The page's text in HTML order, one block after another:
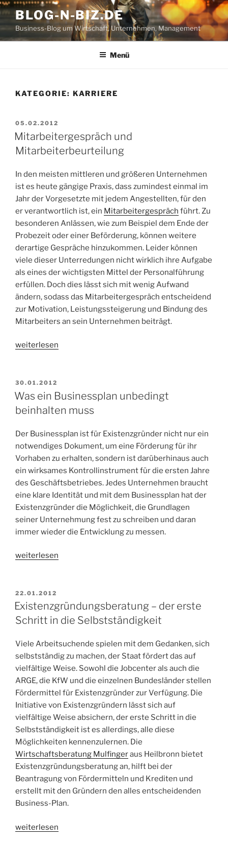
Zum
Inhalt
springen
BLOG-N-BIZ.DE
Business-Blog um Wirtschaft, Unternehmen, Management
Menü
KATEGORIE: KARRIERE
VERÖFFENTLICHT
AM
05.02.2012
Mitarbeitergespräch und
Mitarbeiterbeurteilung
In den meisten mittleren und größeren Unternehmen
ist es heute gängige Praxis, dass zumindest einmal im
Jahr der Vorgesetzte mit jedem Angestellten, für den
er verantwortlich ist, ein Mitarbeitergespräch führt. Zu
besonderen Anlässen, wie zum Beispiel dem Ende der
Probezeit oder einer Beförderung, können weitere
derartige Gespräche hinzukommen. Leider können
viele dieser Unterredungen nicht wirklich ihre Aufgabe
als eines der wichtigsten Mittel der Personalführung
erfüllen. Doch dies lässt sich mit wenig Aufwand
ändern, sodass das Mitarbeitergespräch entscheidend
zur Motivation, Leistungssteigerung und Bindung des
Mitarbeiters an sein Unternehmen beiträgt.
„Mitarbeitergespräch
weiterlesen
VERÖFFENTLICHT
AM
30.01.2012
Was ein Businessplan unbedingt
beinhalten muss
Der Businessplan ist für Existenzgründer nicht nur ein
notwendiges Dokument, um eine Förderung für ihr
Vorhaben zu erhalten, sondern ist darüberhinaus auch
ein wirksames Kontrollinstrument für die ersten Jahre
des Geschäftsbetriebes. Jedes Unternehmen braucht
eine klare Identität und mit dem Businessplan hat der
Existenzgründer die Möglichkeit, die Grundlagen
seiner Unternehmung fest zu schreiben und daran
immer wieder die Entwicklung zu messen.
„Was
unbedingt
beinhalten
muss“
weiterlesen
VERÖFFENTLICHT
AM
22.01.2012
Existenzgründungsberatung – der erste
Schritt in die Selbstständigkeit
Viele Arbeitsuchende spielen mit dem Gedanken, sich
selbstständig zu machen, der Staat fördert das auf
vielfältige Weise. Sowohl die Jobcenter als auch die
ARGE, die KfW und die einzelnen Bundesländer stellen
Fördermittel für Existenzgründer zur Verfügung. Die
Initiative von Existenzgründern lässt sich auf
vielfältige Weise absichern, der erste Schritt in die
Selbstständigkeit ist es allerdings, alle diese
Möglichkeiten kennenzulernen. Die
Wirtschaftsberatung Mulfingeraus Heilbronn bietet
Existenzgründungsberatung an, hilft bei der
Beantragung von Fördermitteln und Krediten und
erstellt mit den Gründern den alles entscheidenden
Business-Plan.
„Existenzgründungsberatung
weiterlesen